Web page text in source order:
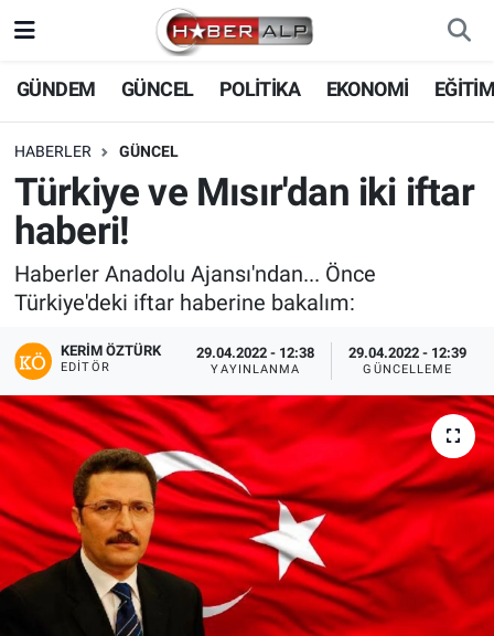
GÜNDEM GÜNCEL POLİTİKA EKONOMİ
HABERLER GÜNCEL
Türkiye ve Mısır'dan iki iftar
haberi!
Haberler Anadolu Ajansı'ndan... Önce
Türkiye'deki iftar haberine bakalım:
KERIM ÖZTÜRK
EDITÖR
29.04.2022 - 12:38
YAYINLANMA
29.04.2022 - 12:39
GÜNCELLEME
Nöbetçi Eczaneler
Hava Durumu
Trafik Durumu
Tüm Manşetler
Son Dakika Haberleri
Haber Arşivi